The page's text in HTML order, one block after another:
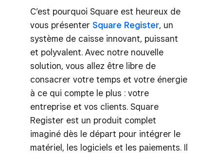
C’est pourquoi Square est heureux de
vous présenter Square Register, un
système de caisse innovant, puissant
et polyvalent. Avec notre nouvelle
solution, vous allez être libre de
consacrer votre temps et votre énergie
à ce qui compte le plus : votre
entreprise et vos clients. Square
Register est un produit complet
imaginé dès le départ pour intégrer le
matériel, les logiciels et les paiements. Il